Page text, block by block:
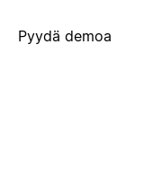
Pyydä demoa